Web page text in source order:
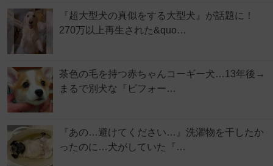
『超大型犬の真似をする大型犬』が話題に！
270万以上再生された&quo…
茶色の毛を持つ赤ちゃんコーギー犬…13年後→
まるで別犬な『ビフォー…
『あの…避けてください…』洗濯物を干したか
ったのに…犬がしていた『…